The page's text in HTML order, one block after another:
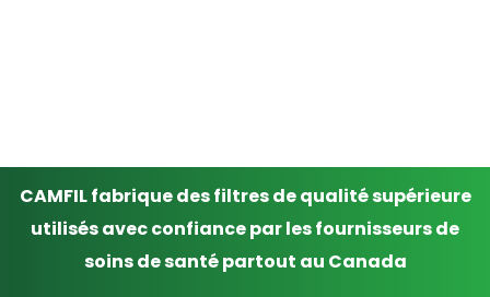
CAMFIL fabrique des filtres de qualité supérieure
utilisés avec confiance par les fournisseurs de
soins de santé partout au Canada